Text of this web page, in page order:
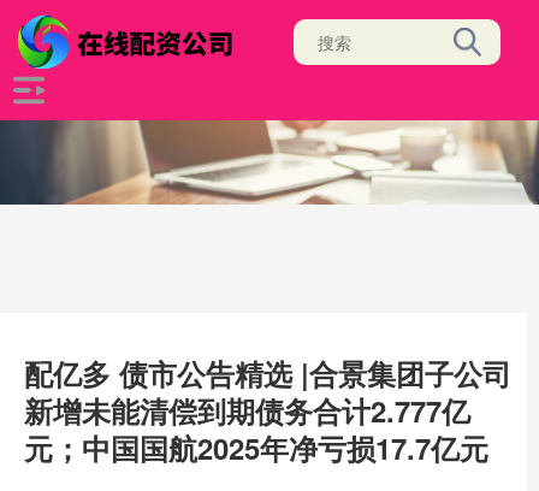
配亿多 债市公告精选 |合景集团子公司
新增未能清偿到期债务合计2.777亿
元；中国国航2025年净亏损17.7亿元